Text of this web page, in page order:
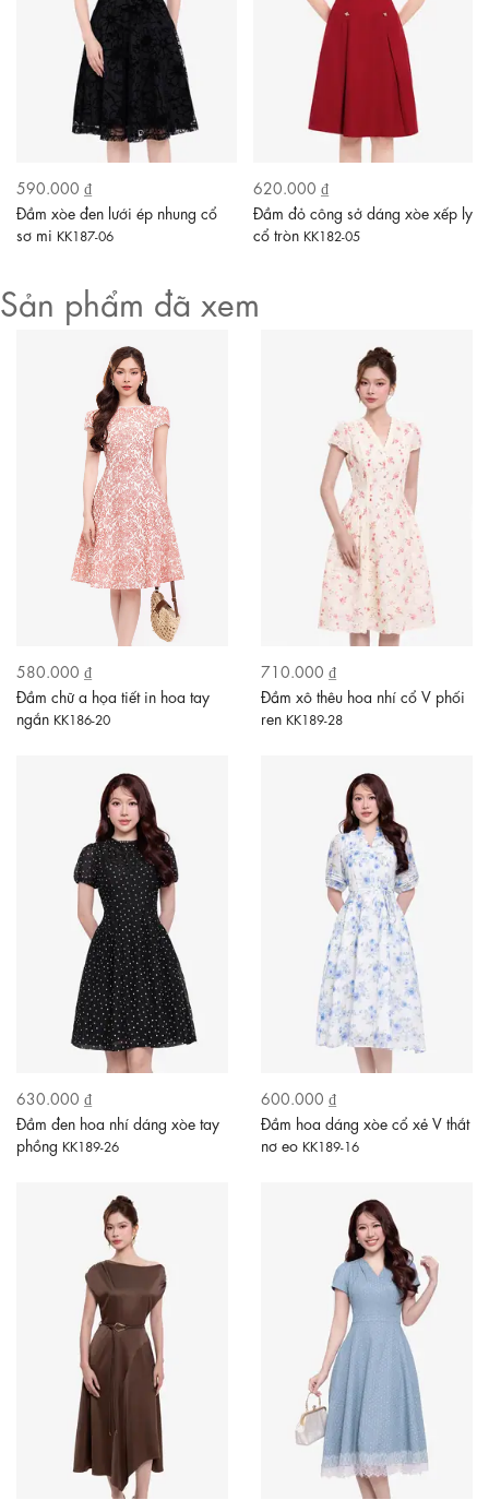
590.000 ₫
Đầm xòe đen lưới ép nhung cổ
sơ mi KK187-06
620.000 ₫
Đầm đỏ công sở dáng xòe xếp ly
cổ tròn KK182-05
Sản phẩm đã xem
580.000 ₫
Đầm chữ a họa tiết in hoa tay
ngắn KK186-20
710.000 ₫
Đầm xô thêu hoa nhí cổ V phối
ren KK189-28
630.000 ₫
Đầm đen hoa nhí dáng xòe tay
phồng KK189-26
600.000 ₫
Đầm hoa dáng xòe cổ xẻ V thắt
nơ eo KK189-16